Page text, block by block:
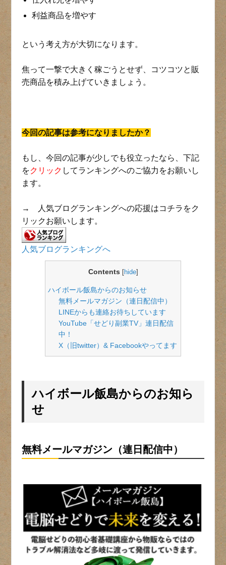
利益商品を増やす
という考え方が大切になります。
焦って一撃で大きく稼ごうとせず、コツコツと販
売商品を積み上げていきましょう。
今回の記事は参考になりましたか？
もし、今回の記事が少しでも役立ったなら、下記
をクリック してランキングへのご協力をお願いし
ます。
→ 人気ブログランキングへの応援はコチラをク
リックお願いします。
人気ブログランキングへ
Contents [hide]
ハイボール飯島からのお知らせ
無料メールマガジン（連日配信中）
LINEからも連絡お待ちしています
YouTube「せどり副業TV」連日配信
中！
X（旧twitter）& Facebookやってます
ハイボール飯島からのお知ら
せ
無料メールマガジン（連日配信中）